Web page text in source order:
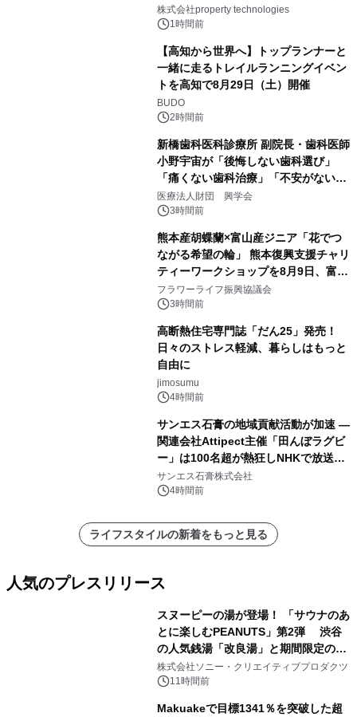
PropTechはどう組み替えるか）｜
PropTech-Lab
株式会社property technologies
1時間前
【高知から世界へ】トップランナーと
一緒に走るトレイルランニングイベン
トを高知で8月29日（土）開催
BUDO
2時間前
新橋歯科医科診療所 副院長・歯科医師
小野宇宙が「後悔しない歯科選び」
「痛くない歯科治療」「不安がない治
療計画」をテーマに専門監修
医療法人財団 興学会
3時間前
熊本産胡蝶蘭×富山産ジニア「花でつ
ながる希望の輪」 熊本復興支援チャリ
ティーワークショップを8月9日、富
山・射水で開催
フラワーライフ振興協議会
3時間前
高断熱住宅専門誌「だん25」発売！
日々のストレス軽減、暮らしはもっと
自由に
jimosumu
4時間前
サンエス石膏の地域貢献活動が加速 ―
関連会社Attipect主催「田んぼラグビ
ー」は100名超が熱狂しNHKで放送さ
れました。
サンエス石膏株式会社
4時間前
ライフスタイルの新着をもっと見る
人気のプレスリリース
スヌーピーの湯が登場！ 「サウナのあ
とに楽しむPEANUTS」第2弾 渋谷
の人気銭湯「改良湯」と期間限定のコ
ラボレーション サウナイキタイコラ
ボグッズも発売決定！
株式会社ソニー・クリエイティブプロダクツ
11時間前
Makuakeで目標1341％を突破した超